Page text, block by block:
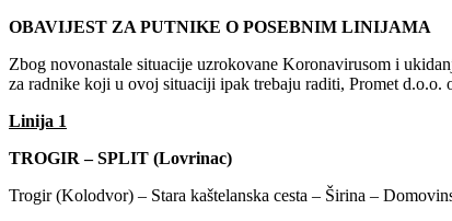
OBAVIJEST ZA PUTNIKE O POSEBNIM LINIJAMA
Zbog novonastale situacije uzrokovane Koronavirusom i
za radnike koji u ovoj situaciji ipak trebaju raditi, Promet
Linija 1
TROGIR – SPLIT (Lovrinac)
Trogir (Kolodvor) – Stara kaštelanska cesta – Širina –